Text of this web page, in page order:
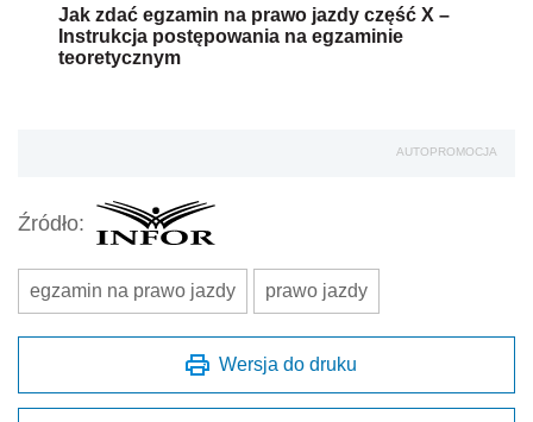
Jak zdać egzamin na prawo jazdy część X –
Instrukcja postępowania na egzaminie
teoretycznym
AUTOPROMOCJA
Źródło:
egzamin na prawo jazdy prawo jazdy
Wersja do druku